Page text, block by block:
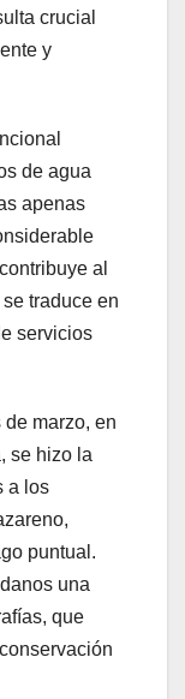
crucial
y
de agua
apenas
al
traduce en
servicios
marzo, en
se hizo la
a los
puntual.
una
que